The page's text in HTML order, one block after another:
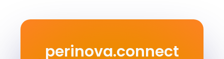
perinova.connect